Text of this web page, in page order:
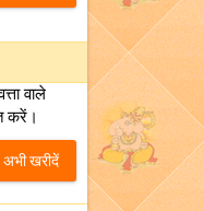
वाले
करें।
अभी खरीदें